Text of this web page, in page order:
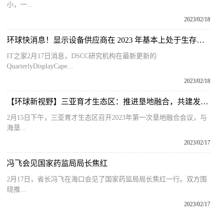
小，一...
2023/02/18
环球快消息！显示设备供应商在 2023 年基本上处于生存状态
IT之家2月17日消息，DSCC研究机构在最新更新的
QuarterlyDisplayCape...
2023/02/18
【环球新视野】三亚育才生态区：推进垦地融合，共建发展平台
2月15日下午，三亚育才生态区召开2023年第一次垦地融合会议，与
海垦...
2023/02/17
冯飞会见国家药监局局长焦红
2月17日，省长冯飞在海口会见了国家药监局局长焦红一行。双方围
绕推...
2023/02/17